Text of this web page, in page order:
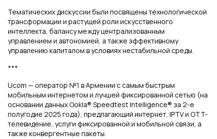
Тематических дискуссии были посвящены технологической
трансформации и растущей роли искусственного
интеллекта, балансу между централизованным
управлением и автономией, а также эффективному
управлению капиталом в условиях нестабильной среды.
***
Ucom — оператор №1 в Армении с самым быстрым
мобильным интернетом и лучшей фиксированной сетью (на
основании данных Ookla® Speedtest Intelligence® за 2-е
полугодие 2025 года), предлагающий интернет, IPTV и OTT-
телевидение, услуги фиксированной и мобильной связи, а
также конвергентные пакеты.